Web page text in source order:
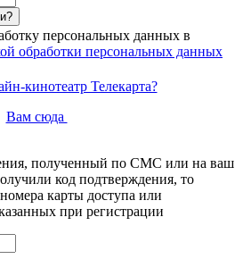
персональных данных в
обработки персональных данных
кинотеатр Телекарта?
Вам сюда
полученный по СМС или на ваш
код подтверждения, то
карты доступа или
при регистрации